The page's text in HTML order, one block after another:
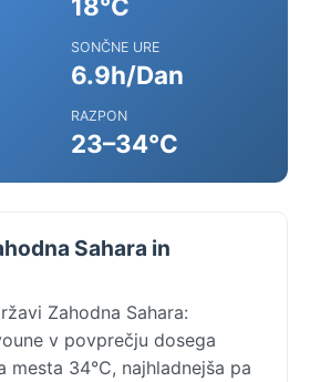
SONČNE URE
6.9h/Dan
RAZPON
23–34°C
Sahara in
Zahodna Sahara:
v povprečju dosega
mesta 34°C, najhladnejša pa